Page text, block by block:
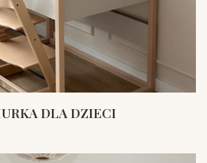
DLA DZIECI